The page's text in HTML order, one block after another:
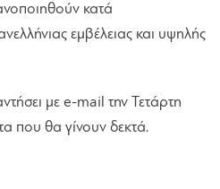
κατά
εμβέλειας και υψηλής
με e-mail την Τετάρτη
που θα γίνουν δεκτά.